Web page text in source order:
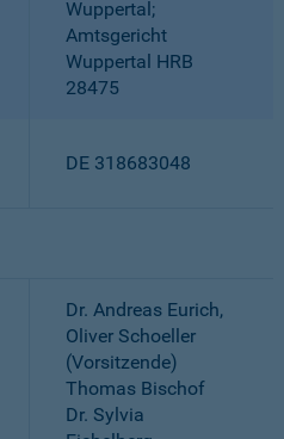
Wuppertal;
Amtsgericht
Wuppertal HRB
28475
DE 318683048
Dr. Andreas Eurich,
Oliver Schoeller
(Vorsitzende)
Thomas Bischof
Dr. Sylvia